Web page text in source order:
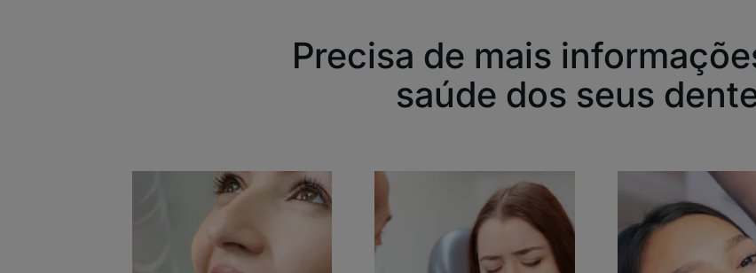
Precisa de mais
saúde dos seus
Descubra
dentárias
Cáries
dentárias